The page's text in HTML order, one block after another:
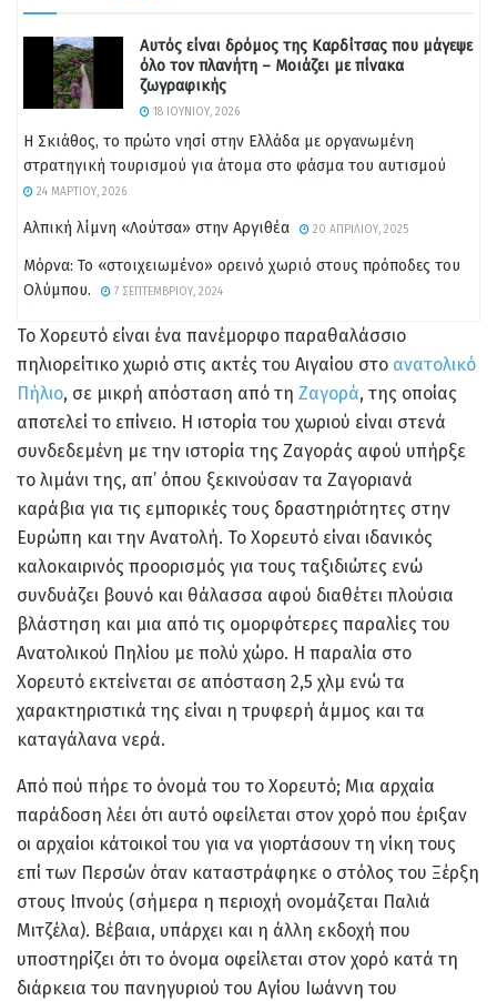
Αυτός είναι δρόμος της Καρδίτσας που μάγεψε
όλο τον πλανήτη – Μοιάζει με πίνακα
ζωγραφικής
18 ΙΟΥΝΊΟΥ, 2026
Η Σκιάθος, το πρώτο νησί στην Ελλάδα με οργανωμένη
στρατηγική τουρισμού για άτομα στο φάσμα του αυτισμού
24 ΜΑΡΤΊΟΥ, 2026
Αλπική λίμνη «Λούτσα» στην Αργιθέα 20 ΑΠΡΙΛΊΟΥ, 2025
Μόρνα: Το «στοιχειωμένο» ορεινό χωριό στους πρόποδες του
Ολύμπου.
7 ΣΕΠΤΕΜΒΡΊΟΥ, 2024
Το Χορευτό είναι ένα πανέμορφο παραθαλάσσιο
πηλιορείτικο χωριό στις ακτές του Αιγαίου στο ανατολικό
Πήλιο, σε μικρή απόσταση από τη Ζαγορά, της οποίας
αποτελεί το επίνειο. Η ιστορία του χωριού είναι στενά
συνδεδεμένη με την ιστορία της Ζαγοράς αφού υπήρξε
το λιμάνι της, απ’ όπου ξεκινούσαν τα Ζαγοριανά
καράβια για τις εμπορικές τους δραστηριότητες στην
Ευρώπη και την Ανατολή. Το Χορευτό είναι ιδανικός
καλοκαιρινός προορισμός για τους ταξιδιώτες ενώ
συνδυάζει βουνό και θάλασσα αφού διαθέτει πλούσια
βλάστηση και μια από τις ομορφότερες παραλίες του
Ανατολικού Πηλίου με πολύ χώρο. Η παραλία στο
Χορευτό εκτείνεται σε απόσταση 2,5 χλμ ενώ τα
χαρακτηριστικά της είναι η τρυφερή άμμος και τα
καταγάλανα νερά.
Από πού πήρε το όνομά του το Χορευτό; Μια αρχαία
παράδοση λέει ότι αυτό οφείλεται στον χορό που έριξαν
οι αρχαίοι κάτοικοί του για να γιορτάσουν τη νίκη τους
επί των Περσών όταν καταστράφηκε ο στόλος του Ξέρξη
στους Ιπνούς (σήμερα η περιοχή ονομάζεται Παλιά
Μιτζέλα). Βέβαια, υπάρχει και η άλλη εκδοχή που
υποστηρίζει ότι το όνομα οφείλεται στον χορό κατά τη
διάρκεια του πανηγυριού του Αγίου Ιωάννη του